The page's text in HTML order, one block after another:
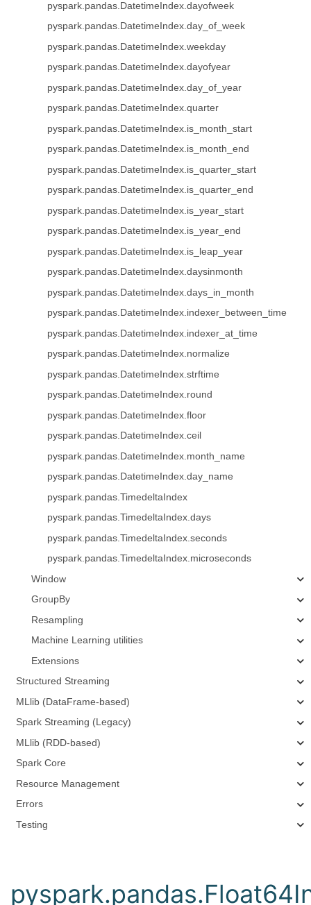
pyspark.pandas.DatetimeIndex.dayofweek
pyspark.pandas.DatetimeIndex.day_of_week
pyspark.pandas.DatetimeIndex.weekday
pyspark.pandas.DatetimeIndex.dayofyear
pyspark.pandas.DatetimeIndex.day_of_year
pyspark.pandas.DatetimeIndex.quarter
pyspark.pandas.DatetimeIndex.is_month_start
pyspark.pandas.DatetimeIndex.is_month_end
pyspark.pandas.DatetimeIndex.is_quarter_start
pyspark.pandas.DatetimeIndex.is_quarter_end
pyspark.pandas.DatetimeIndex.is_year_start
pyspark.pandas.DatetimeIndex.is_year_end
pyspark.pandas.DatetimeIndex.is_leap_year
pyspark.pandas.DatetimeIndex.daysinmonth
pyspark.pandas.DatetimeIndex.days_in_month
pyspark.pandas.DatetimeIndex.indexer_between_time
pyspark.pandas.DatetimeIndex.indexer_at_time
pyspark.pandas.DatetimeIndex.normalize
pyspark.pandas.DatetimeIndex.strftime
pyspark.pandas.DatetimeIndex.round
pyspark.pandas.DatetimeIndex.floor
pyspark.pandas.DatetimeIndex.ceil
pyspark.pandas.DatetimeIndex.month_name
pyspark.pandas.DatetimeIndex.day_name
pyspark.pandas.TimedeltaIndex
pyspark.pandas.TimedeltaIndex.days
pyspark.pandas.TimedeltaIndex.seconds
pyspark.pandas.TimedeltaIndex.microseconds
Window
GroupBy
Resampling
Machine Learning utilities
Extensions
Structured Streaming
MLlib (DataFrame-based)
Spark Streaming (Legacy)
MLlib (RDD-based)
Spark Core
Resource Management
Errors
Testing